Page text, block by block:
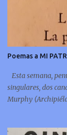
Poemas a MI
Esta semana,
singulares, dos
Murphy